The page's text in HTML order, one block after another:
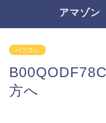
アマゾン
パソコン
方へ